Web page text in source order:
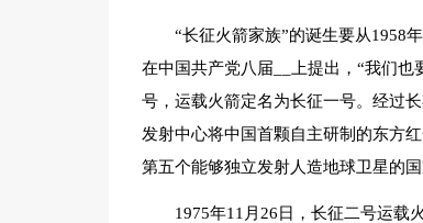
“长征火箭家族”的诞生要从1958
在中国共产党八届__上提出，“我们
号，运载火箭定名为长征一号。经过
发射中心将中国首颗自主研制的东方
第五个能够独立发射人造地球卫星的国
1975年11月26日，长征二号运载